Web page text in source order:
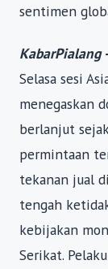
sentimen
KabarPialang
Selasa sesi
menegaskan
berlanjut
permintaan
tekanan jual
tengah
kebijakan
Serikat.